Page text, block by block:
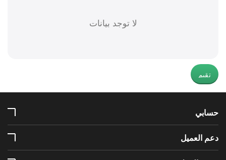
لا توجد بيانات
تقيم
حسابي
دعم العميل